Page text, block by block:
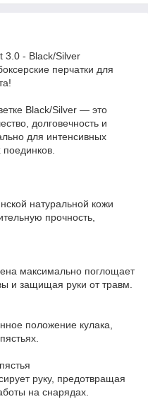
3.0 - Black/Silver
перчатки для
Black/Silver — это
долговечность и
для интенсивных
натуральной кожи
прочность,
максимально поглощает
и защищая руки от травм.
положение кулака,
руку, предотвращая
на снарядах.